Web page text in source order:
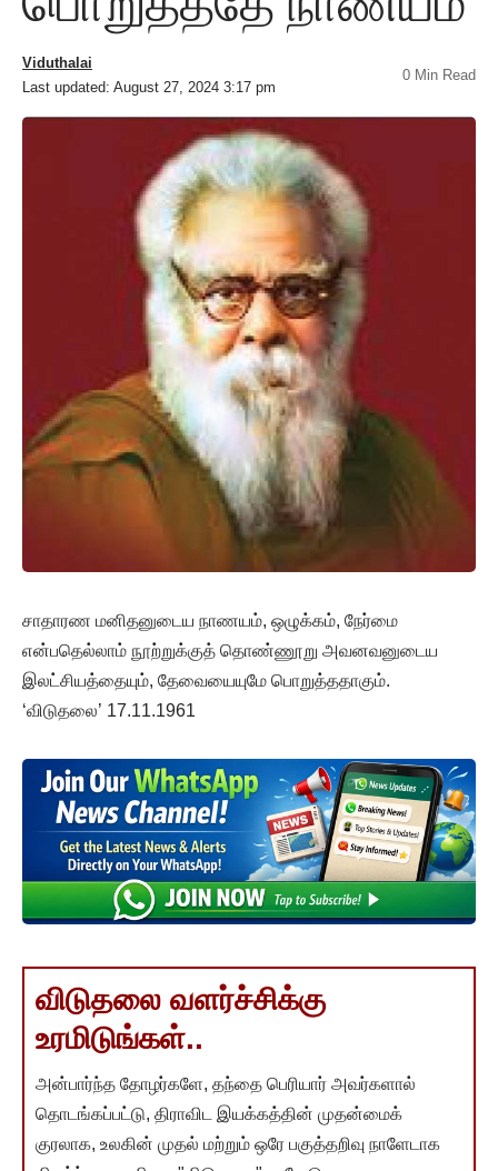
Last updated: August 27, 2024 3:17 pm
Viduthalai
0 Min Read
சாதாரண மனிதனுடைய நாணயம், ஒழுக்கம், நேர்மை
என்பதெல்லாம் நூற்றுக்குத் தொண்ணூறு அவனவனுடைய
இலட்சியத்தையும், தேவையையுமே பொறுத்ததாகும்.
‘விடுதலை’ 17.11.1961
விடுதலை வளர்ச்சிக்கு
உரமிடுங்கள்..
அன்பார்ந்த தோழர்களே, தந்தை பெரியார் அவர்களால்
தொடங்கப்பட்டு, திராவிட இயக்கத்தின் முதன்மைக்
குரலாக, உலகின் முதல் மற்றும் ஒரே பகுத்தறிவு நாளேடாக